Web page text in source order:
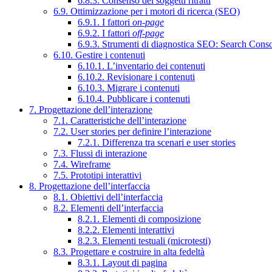
6.9. Ottimizzazione per i motori di ricerca (SEO)
6.9.1. I fattori on-page
6.9.2. I fattori off-page
6.9.3. Strumenti di diagnostica SEO: Search
6.10. Gestire i contenuti
6.10.1. L’inventario dei contenuti
6.10.2. Revisionare i contenuti
6.10.3. Migrare i contenuti
6.10.4. Pubblicare i contenuti
7. Progettazione dell’interazione
7.1. Caratteristiche dell’interazione
7.2. User stories per definire l’interazione
7.2.1. Differenza tra scenari e user stories
7.3. Flussi di interazione
7.4. Wireframe
7.5. Prototipi interattivi
8. Progettazione dell’interfaccia
8.1. Obiettivi dell’interfaccia
8.2. Elementi dell’interfaccia
8.2.1. Elementi di composizione
8.2.2. Elementi interattivi
8.2.3. Elementi testuali (microtesti)
8.3. Progettare e costruire in alta fedeltà
8.3.1. Layout di pagina